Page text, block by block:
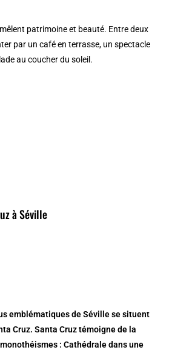
mêlent patrimoine et beauté. Entre deux
par un café en terrasse, un spectacle
au coucher du soleil.
à Séville
emblématiques de Séville se situent
Cruz. Santa Cruz témoigne de la
: Cathédrale dans une